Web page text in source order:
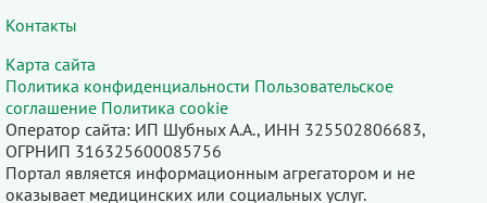
Контакты
Карта сайта
Политика конфиденциальности Пользовательское
соглашение Политика cookie
Оператор сайта: ИП Шубных А.А., ИНН 325502806683,
ОГРНИП 316325600085756
Портал является информационным агрегатором и не
оказывает медицинских или социальных услуг.